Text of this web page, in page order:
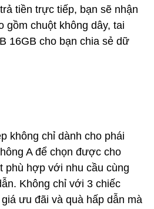
tiền trực tiếp, bạn sẽ nhận
gồm chuột không dây, tai
16GB cho bạn chia sẻ dữ
không chỉ dành cho phái
A để chọn được cho
phù hợp với nhu cầu cùng
Không chỉ với 3 chiếc
ưu đãi và quà hấp dẫn mà